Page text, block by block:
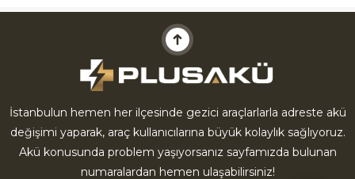
Cevap Yaz
İstanbulun hemen her ilçesinde gezici araçlarlarla adreste akü
değişimi yaparak, araç kullanıcılarına büyük kolaylık sağlıyoruz.
Akü konusunda problem yaşıyorsanız sayfamızda bulunan
numaralardan hemen ulaşabilirsiniz!